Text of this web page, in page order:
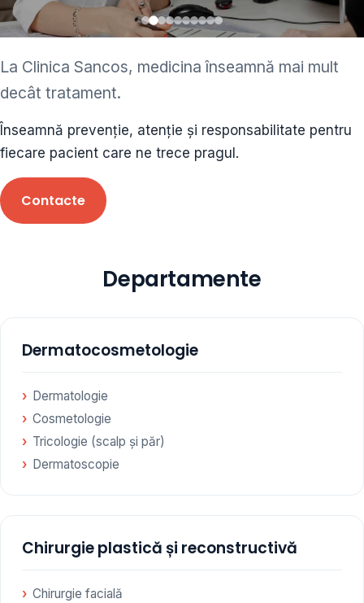
ginecolog • cardiolog •
ORL • endocrinolog
Cât și alte specialități medicale, toate în cadrul aceleiași
Clinici
Programare
La Clinica Sancos, medicina înseamnă mai mult
decât tratament.
Înseamnă prevenție, atenție și responsabilitate pentru
fiecare pacient care ne trece pragul.
Contacte
Departamente
Dermatocosmetologie
Dermatologie
Cosmetologie
Tricologie (scalp și păr)
Dermatoscopie
Chirurgie plastică și reconstructivă
Chirurgie facială